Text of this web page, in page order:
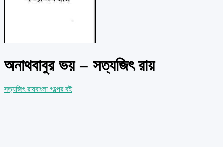
অনাথবাবুর ভয় – সত্যজিৎ রায়
সত্যজিৎ রায়বাংলা গল্পের বই